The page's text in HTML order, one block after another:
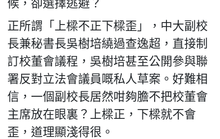
候，卻選擇逃避？
正所謂「上樑不正下樑歪」，中大副校
長兼秘書長吳樹培繞過查逸超，直接制
訂校董會議程，吳樹培甚至公開參與聯
署反對立法會議員嘅私人草案。好難相
信，一個副校長居然咁夠膽不把校董會
主席放在眼裏？上樑正，下樑就不會
歪，道理顯淺得很。